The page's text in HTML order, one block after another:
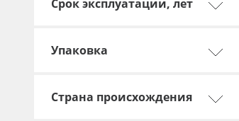
Срок эксплуатации, лет
Упаковка
Страна происхождения